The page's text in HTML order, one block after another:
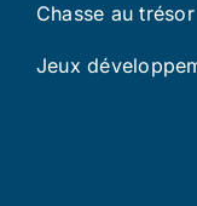
Chasse au trésor
Jeux